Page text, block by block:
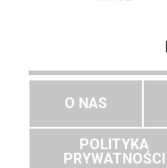
O NAS
POLITYKA
PRYWATNOŚCI